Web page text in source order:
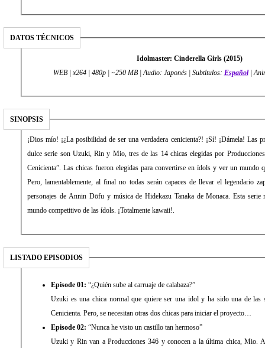
DATOS TÉCNICOS
Idolmaster: Cinderella Girls (2015)
WEB | x264 | 480p | ~250 MB | Audio: Japonés | Subtítulos: Español|
SINOPSIS
¡Dios mío! ¡¿La posibilidad de ser una verdadera cenicienta?! ¡Sí! ¡Dámela! Las
dulce serie son Uzuki, Rin y Mio, tres de las 14 chicas elegidas por
Cenicienta”. Las chicas fueron elegidas para convertirse en ídols y ver un mundo
Pero, lamentablemente, al final no todas serán capaces de llevar el legendario
personajes de Annin Dōfu y música de Hidekazu Tanaka de Monaca. Esta serie
mundo competitivo de las ídols. ¡Totalmente kawaii!.
LISTADO EPISODIOS
Episode 01: “¿Quién sube al carruaje de calabaza?”
Uzuki es una chica normal que quiere ser una idol y ha sido una de las
Cenicienta. Pero, se necesitan otras dos chicas para iniciar el proyecto…
Episode 02: “Nunca he visto un castillo tan hermoso”
Uzuki y Rin van a Producciones 346 y conocen a la última chica, Mio.